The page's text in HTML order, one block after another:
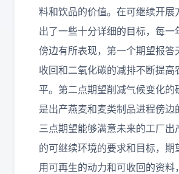
料和饮品的价值。在可继续开展
出了一些十分详细的目标，每一
傍边有所表现，第一个期望报答
收回和二氧化碳的减排不断提高
平。第二点期望削减气候变化的
是出产燕麦和麦类制品进程傍边
三点期望能够满意未来的工厂出
的可继续环境的要求和目标，期
用可再生的动力和可收回的资料